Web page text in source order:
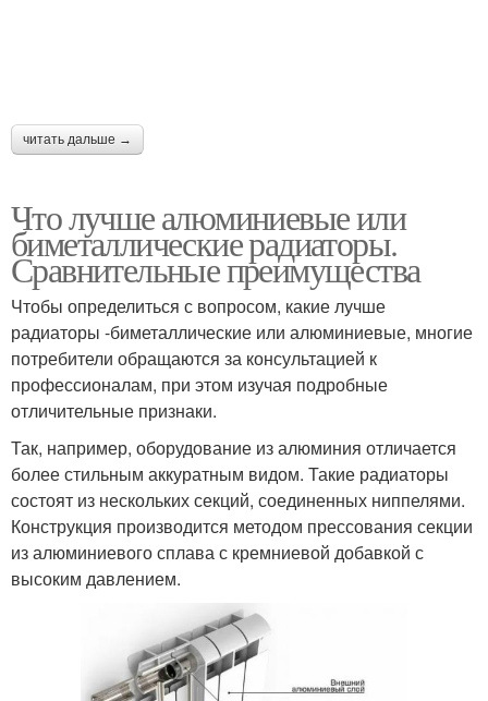
читать дальше →
Что лучше алюминиевые или
биметаллические радиаторы.
Сравнительные преимущества
Чтобы определиться с вопросом, какие лучше
радиаторы -биметаллические или алюминиевые, многие
потребители обращаются за консультацией к
профессионалам, при этом изучая подробные
отличительные признаки.
Так, например, оборудование из алюминия отличается
более стильным аккуратным видом. Такие радиаторы
состоят из нескольких секций, соединенных ниппелями.
Конструкция производится методом прессования секции
из алюминиевого сплава с кремниевой добавкой с
высоким давлением.